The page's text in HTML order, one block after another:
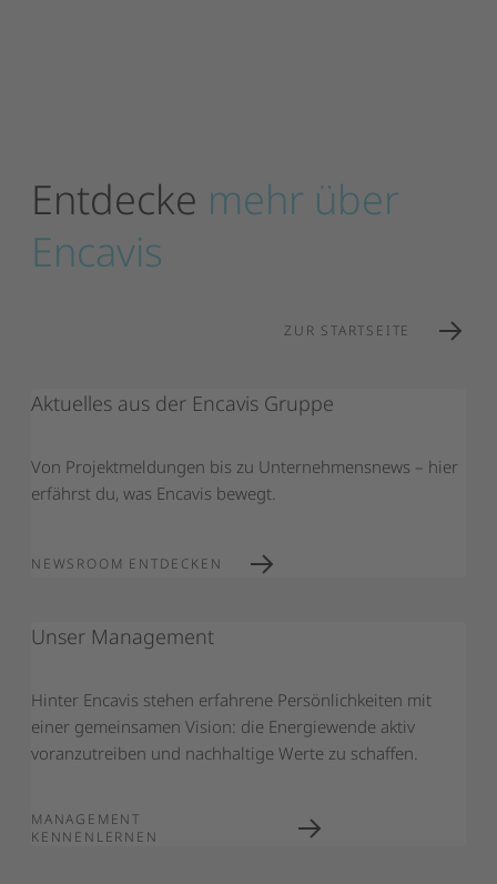
Entdecke mehr über
Encavis
ZUR STARTSEITE
Aktuelles aus der Encavis Gruppe
Von Projektmeldungen bis zu Unternehmensnews – hier
erfährst du, was Encavis bewegt.
NEWSROOM ENTDECKEN
Unser Management
Hinter Encavis stehen erfahrene Persönlichkeiten mit
einer gemeinsamen Vision: die Energiewende aktiv
voranzutreiben und nachhaltige Werte zu schaffen.
MANAGEMENT
KENNENLERNEN